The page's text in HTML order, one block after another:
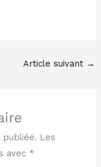
Article suivant →
publiée. Les
avec *